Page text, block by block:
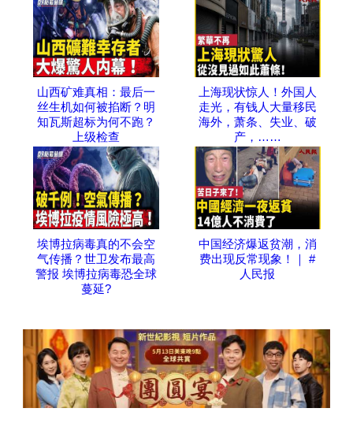
山西矿难真相：最后一
丝生机如何被掐断？明
知瓦斯超标为何不跑？
上级检查
上海现状惊人！外国人
走光，有钱人大量移民
海外，萧条、失业、破
产，……
埃博拉病毒真的不会空
气传播？世卫发布最高
警报 埃博拉病毒恐全球
蔓延?
中国经济爆返贫潮，消
费出现反常现象！｜ #
人民报